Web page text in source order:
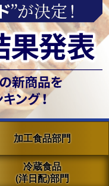
加工食品部門
冷蔵食品
(洋日配)部門